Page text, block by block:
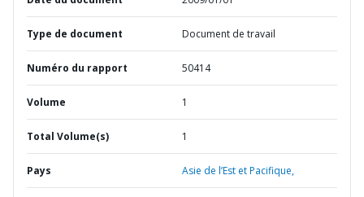
Type de document Document de travail
Numéro du rapport 50414
Volume 1
Total Volume(s) 1
Pays Asie de l’Est et Pacifique,